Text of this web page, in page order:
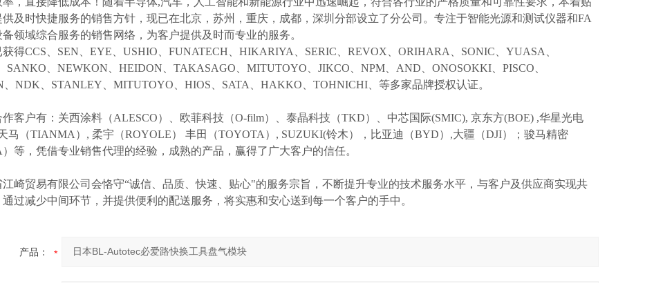
供及时快捷服务的销售方针，现已在北京，苏州，重庆，成都，深圳分部设立了分公司。专注于智能光源和测试仪器和FA
备领域综合服务的销售网络，为客户提供及时而专业的服务。
获得CCS、SEN、EYE、USHIO、FUNATECH、HIKARIYA、SERIC、REVOX、ORIHARA、SONIC、YUASA、
SANKO、NEWKON、HEIDON、TAKASAGO、MITUTOYO、JIKCO、NPM、AND、ONOSOKKI、PISCO、
、NDK、STANLEY、MITUTOYO、HIOS、SATA、HAKKO、TOHNICHI、等多家品牌授权认证。
作客户有：关西涂料（ALESCO）、欧菲科技（O-film）、泰晶科技（TKD）、中芯国际(SMIC), 京东方(BOE) ,华星光电
马（TIANMA）, 柔宇（ROYOLE） 丰田（TOYOTA）, SUZUKI(铃木），比亚迪（BYD）,大疆（DJI）；骏马精密
）等，凭借专业销售代理的经验，成熟的产品，赢得了广大客户的信任。
江崎贸易有限公司会恪守“诚信、品质、快速、贴心"的服务宗旨，不断提升专业的技术服务水平，与客户及供应商实现共
通过减少中间环节，并提供便利的配送服务，将实惠和安心送到每一个客户的手中。
产品：